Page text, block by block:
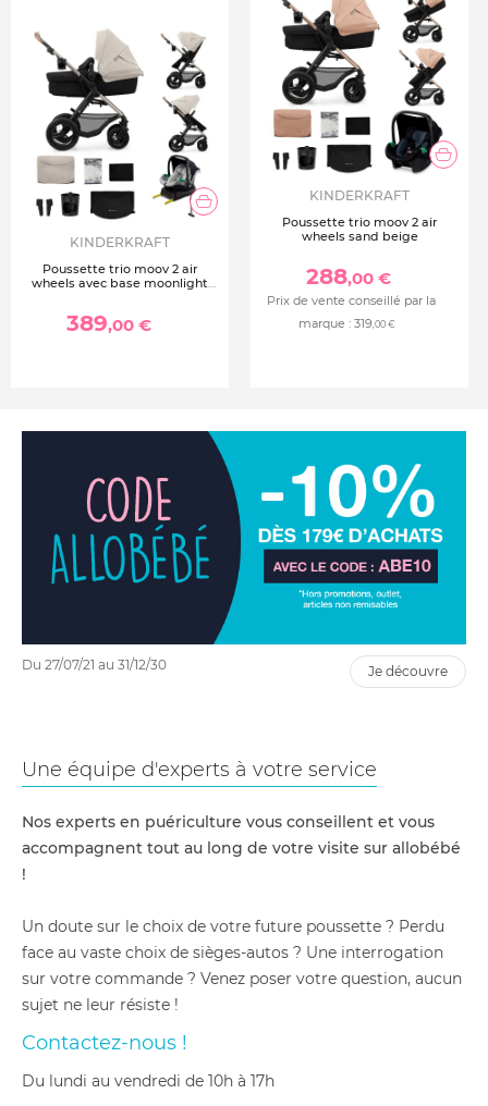
KINDERKRAFT
Poussette trio moov 2 air
wheels avec base moonlight
389,00 €
KINDERKRAFT
Poussette trio moov 2 air
wheels sand beige
288,00 €
Prix de vente conseillé par la
marque : 319,00 €
Du 27/07/21 au 31/12/30 je découvre
Une équipe d'experts à votre service
Nos experts en puériculture vous conseillent et vous
accompagnent tout au long de votre visite sur allobébé
!
Un doute sur le choix de votre future poussette ? Perdu
face au vaste choix de sièges-autos ? Une interrogation
sur votre commande ? Venez poser votre question, aucun
sujet ne leur résiste !
Contactez-nous !
du lundi au vendredi de 10h à 17h